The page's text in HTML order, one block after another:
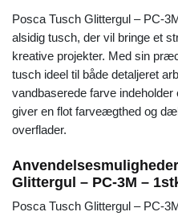
Posca Tusch Glittergul – PC-
alsidig tusch, der vil bringe et
kreative projekter. Med sin
tusch ideel til både detaljeret
vandbaserede farve
giver en flot farveægthed og
overflader.
Glittergul – PC-3M –
Posca Tusch Glittergul – PC-